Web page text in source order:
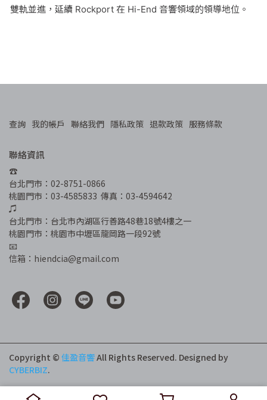
雙軌並進，延續 Rockport 在 Hi-End 音響領域的領導地位。
查詢 我的帳戶 聯絡我們 隱私政策 退款政策 服務條款
聯絡資訊
☎︎
台北門市：02-8751-0866
桃園門市：03-4585833  傳真：03-4594642
♫
台北門市：台北市內湖區行善路48巷18號4樓之一
桃園門市：桃園市中壢區龍岡路一段92號
📧
信箱：hiendcia@gmail.com
Copyright © 佳盈音響All Rights Reserved. Designed by
CYBERBIZ.